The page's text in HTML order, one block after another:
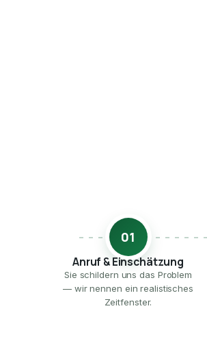
01
Anruf & Einschätzung
Sie schildern uns das Problem
— wir nennen ein realistisches
Zeitfenster.